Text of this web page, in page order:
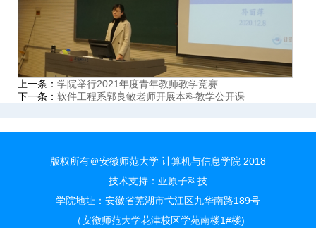
上一条： 学院举行2021年度青年教师教学竞赛
下一条： 软件工程系郭良敏老师开展本科教学公开课
版权所有＠安徽师范大学 计算机与信息学院 2018
技术支持： 亚原子科技
学院地址：安徽省芜湖市弋江区九华南路189号
（安徽师范大学花津校区学苑南楼1#楼)